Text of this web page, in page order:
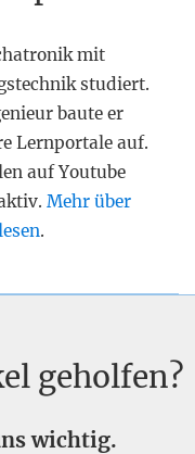
mit
studiert.
baute er
Lernportale auf.
auf Youtube
Mehr über
.
geholfen?
wichtig.